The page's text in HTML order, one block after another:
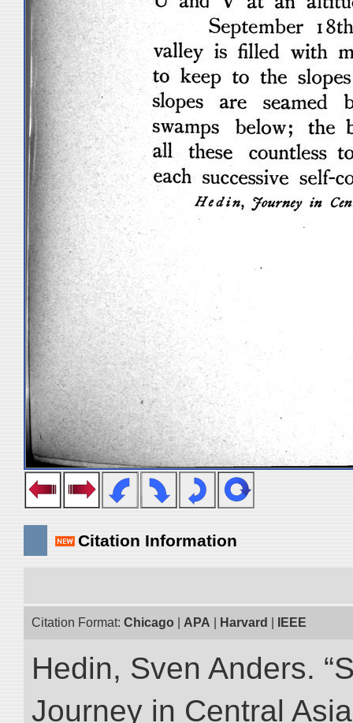
Citation Information
Citation Format: Chicago APA Harvard IEEE
Hedin, Sven Anders.
Journey in Central